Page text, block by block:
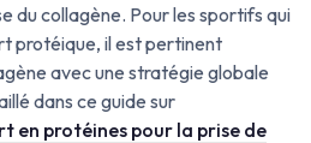
du collagène. Pour les sportifs qui
protéique, il est pertinent
avec une stratégie globale
dans ce guide sur
en protéines pour la prise de